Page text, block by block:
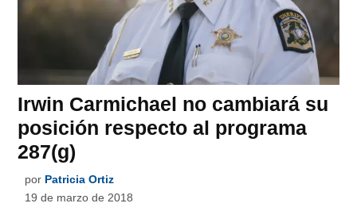
Irwin Carmichael no cambiará su
posición respecto al programa
287(g)
por Patricia Ortiz
19 de marzo de 2018